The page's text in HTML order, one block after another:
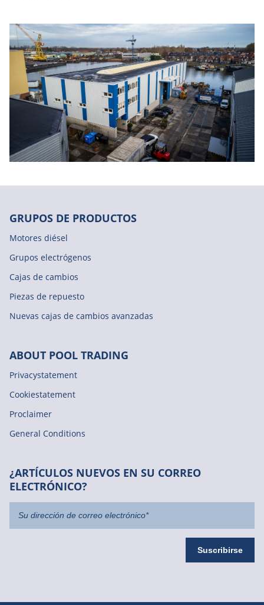
GRUPOS DE PRODUCTOS
Motores diésel
Grupos electrógenos
Cajas de cambios
Piezas de repuesto
Nuevas cajas de cambios avanzadas
ABOUT POOL TRADING
Privacystatement
Cookiestatement
Proclaimer
General Conditions
¿ARTÍCULOS NUEVOS EN SU CORREO
ELECTRÓNICO?